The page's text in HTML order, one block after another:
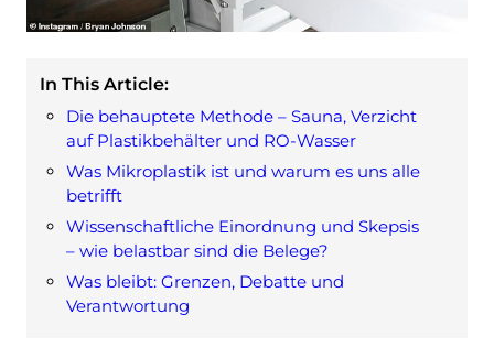
In This Article:
Die behauptete Methode – Sauna, Verzicht
auf Plastikbehälter und RO-Wasser
Was Mikroplastik ist und warum es uns alle
betrifft
Wissenschaftliche Einordnung und Skepsis
– wie belastbar sind die Belege?
Was bleibt: Grenzen, Debatte und
Verantwortung